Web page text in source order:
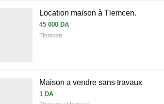
Location maison à Tlemcen.
45 000 DA
Tlemcen
Maison a vendre sans travaux
1 DA